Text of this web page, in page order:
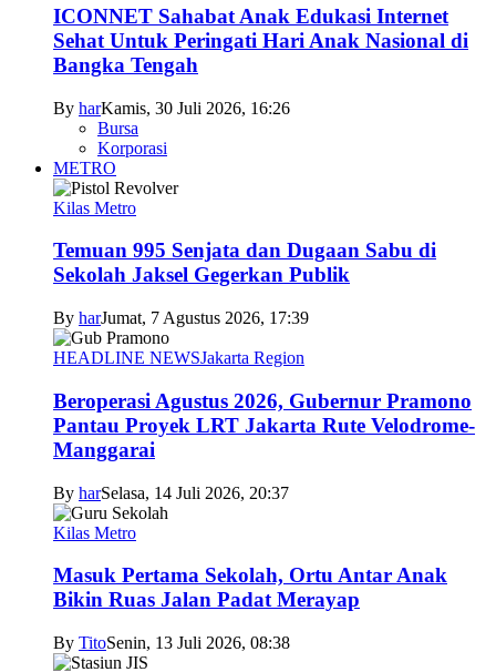
ICONNET Sahabat Anak Edukasi Internet
Sehat Untuk Peringati Hari Anak Nasional di
Bangka Tengah
By harKamis, 30 Juli 2026, 16:26
Bursa
Korporasi
METRO
Kilas Metro
Temuan 995 Senjata dan Dugaan Sabu di
Sekolah Jaksel Gegerkan Publik
By harJumat, 7 Agustus 2026, 17:39
HEADLINE NEWSJakarta Region
Beroperasi Agustus 2026, Gubernur Pramono
Pantau Proyek LRT Jakarta Rute Velodrome-
Manggarai
By harSelasa, 14 Juli 2026, 20:37
Kilas Metro
Masuk Pertama Sekolah, Ortu Antar Anak
Bikin Ruas Jalan Padat Merayap
By TitoSenin, 13 Juli 2026, 08:38